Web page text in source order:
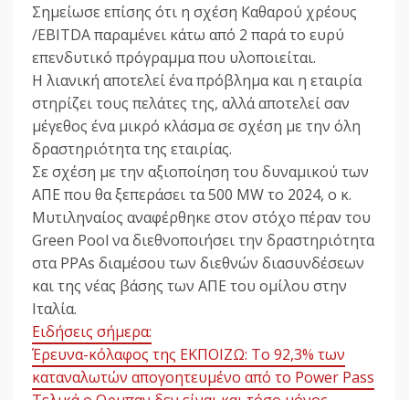
Σημείωσε επίσης ότι η σχέση Καθαρού χρέους
/EBITDA παραμένει κάτω από 2 παρά το ευρύ
επενδυτικό πρόγραμμα που υλοποιείται.
Η λιανική αποτελεί ένα πρόβλημα και η εταιρία
στηρίζει τους πελάτες της, αλλά αποτελεί σαν
μέγεθος ένα μικρό κλάσμα σε σχέση με την όλη
δραστηριότητα της εταιρίας.
Σε σχέση με την αξιοποίηση του δυναμικού των
ΑΠΕ που θα ξεπεράσει τα 500 MW το 2024, ο κ.
Μυτιληναίος αναφέρθηκε στον στόχο πέραν του
Green Pool να διεθνοποιήσει την δραστηριότητα
στα PPAs διαμέσου των διεθνών διασυνδέσεων
και της νέας βάσης των ΑΠΕ του ομίλου στην
Ιταλία.
Ειδήσεις σήμερα:
Έρευνα-κόλαφος της ΕΚΠΟΙΖΩ: Το 92,3% των
καταναλωτών απογοητευμένο από το Power Pass